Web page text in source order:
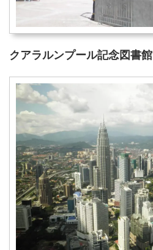
クアラルンプール記念図書館